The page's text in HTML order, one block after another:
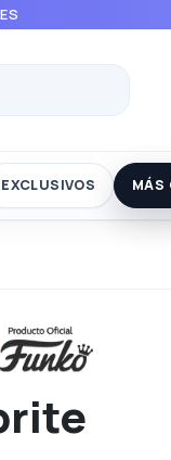
EXCLUSIVOS MÁS